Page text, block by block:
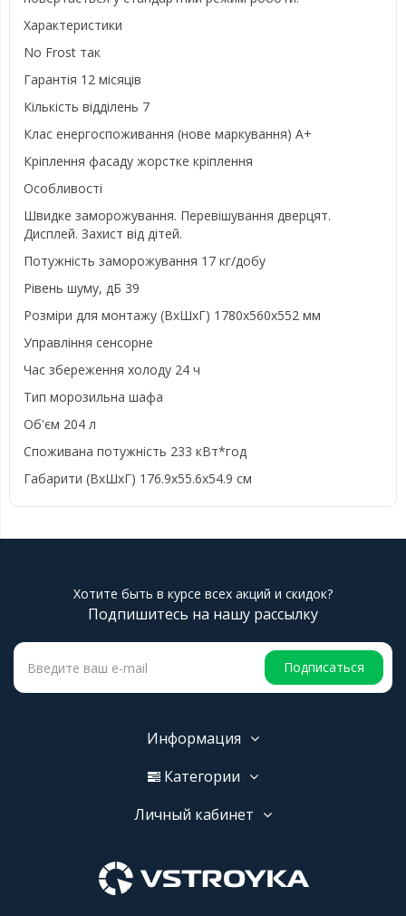
Характеристики
No Frost так
Гарантія 12 місяців
Кількість відділень 7
Клас енергоспоживання (нове маркування) А+
Кріплення фасаду жорстке кріплення
Особливості
Швидке заморожування. Перевішування дверцят.
Дисплей. Захист від дітей.
Потужність заморожування 17 кг/добу
Рівень шуму, дБ 39
Розміри для монтажу (ВхШхГ) 1780x560x552 мм
Управління сенсорне
Час збереження холоду 24 ч
Тип морозильна шафа
Об'єм 204 л
Споживана потужність 233 кВт*год
Габарити (ВхШхГ) 176.9x55.6x54.9 см
Хотите быть в курсе всех акций и скидок?
Подпишитесь на нашу рассылку
Подписаться
Информация
Категории
Личный кабинет